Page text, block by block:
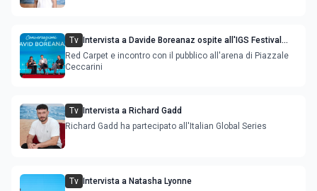
Tv
Intervista a Davide Boreanaz ospite all'IGS Festival
2026
Red Carpet e incontro con il pubblico all'arena di Piazzale
Ceccarini
Tv
Intervista a Richard Gadd
Richard Gadd ha partecipato all'Italian Global Series
Tv
Intervista a Natasha Lyonne